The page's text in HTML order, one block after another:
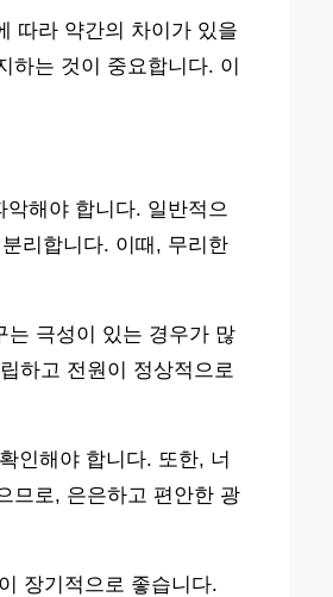
따라 약간의 차이가 있을
하는 것이 중요합니다. 이
해야 합니다. 일반적으
리합니다. 이때, 무리한
는 극성이 있는 경우가 많
하고 전원이 정상적으로
인해야 합니다. 또한, 너
므로, 은은하고 편안한 광
장기적으로 좋습니다.